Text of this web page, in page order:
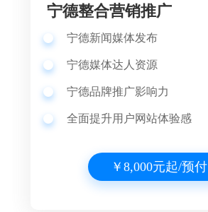
宁德整合营销推广
宁德新闻媒体发布
宁德媒体达人资源
宁德品牌推广影响力
全面提升用户网站体验感
￥8,000元起/预付